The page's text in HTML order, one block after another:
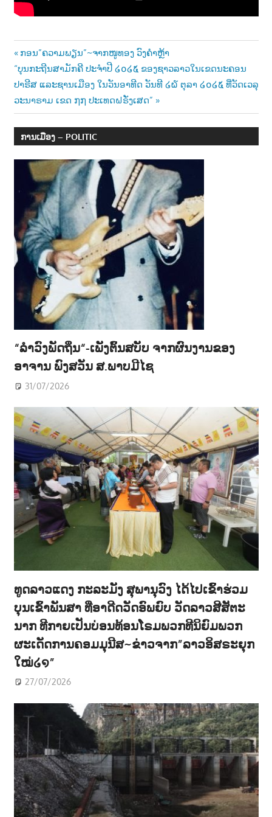
Post
navigation
Previous
Post:
ກອນ”ຄວາມພຽນ”~ຈາກໜູທອງ ວົງຄຳຫຼ້າ
Next
Post:
“ບຸນກະຖີນສາມັກຄີ ປະຈຳປີ ໒໐໒໕ ຂອງຊາວລາວໃນເຂດນະຄອນ
ປາຣີສ ແລະຊານເມືອງ ໃນວັນອາທີດ ວັນທີ ໒໖ ຕຸລາ ໒໐໒໕ ທີ່ວັດເວລຸ
ວະນາຣາມ ເຂດ ໗໗ ປະເທດຝຣັ່ງເສດ”
ການເມືອງ – POLITIC
“ລຳວົງພັດຖິ່ນ“-ເພັງຕົ້ນສບັບ ຈາກຜົນງານຂອງ
ອາຈານ ພົງສວັນ ສ.ພາບມີໄຊ
31/07/2026
ທູດລາວແດງ ກະລະມັງ ສຸພານຸວົງ ໄດ້ໄປເຂົ້າຮ່ວມ
ບຸນເຂົ້າພັນສາ ທີ່ອາດີດວັດອົພຍົບ ວັດລາວສີສັຕະ
ນາກ ທີກາຍເປັນບ່ອນທ້ອນໂຣມພວກທີນິຍົມພວກ
ຜະເດັດການຄອມມຸນີສ~ຂ່າວຈາກ”ລາວອິສຣະຍຸກ
ໃໝ່໒໑”
27/07/2026